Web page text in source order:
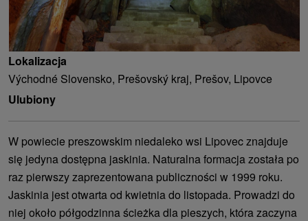
Lokalizacja
Východné Slovensko, Prešovský kraj, Prešov, Lipovce
Ulubiony
W powiecie preszowskim niedaleko wsi Lipovec znajduje
się jedyna dostępna jaskinia. Naturalna formacja została po
raz pierwszy zaprezentowana publiczności w 1999 roku.
Jaskinia jest otwarta od kwietnia do listopada. Prowadzi do
niej około półgodzinna ścieżka dla pieszych, która zaczyna